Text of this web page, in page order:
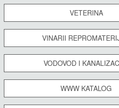
VETERINA
VINARII
VODOVOD I
WWW KATALOG